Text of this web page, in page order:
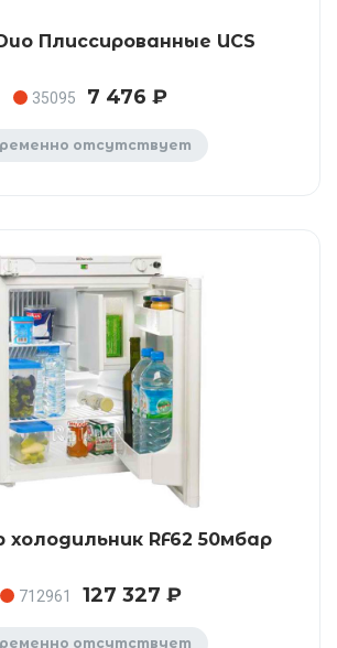
Плиссированные UCS
35095 7 476 ₽
отсутствует
холодильник RF62 50мбар
712961 127 327 ₽
отсутствует